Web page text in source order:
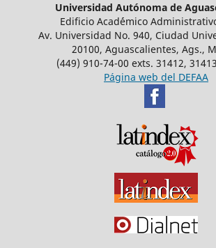
Universidad Autónoma de
Edificio Acad´émico
Av. Universidad No. 940, Ciudad
20100, Aguascalientes, Ags.,
(449) 910-74-00 exts. 31412,
Página web del DEFAA